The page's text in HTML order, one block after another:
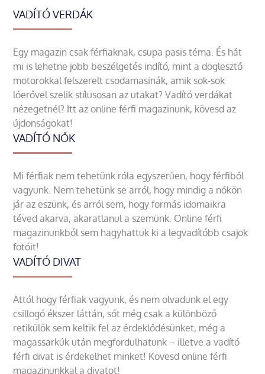
VADÍTÓ VERDÁK
Egy magazin csak férfiaknak, csupa pasis téma. És hát
mi is lehetne jobb beszélgetés indító, mint a döglesztő
motorokkal felszerelt csodamasinák, amik sok-sok
lóerővel szelik stílusosan az utakat? Vadító verdákat
nézegetnél? Itt az online férfi magazinunk, kövesd az
újdonságokat!
VADÍTÓ NŐK
Mi férfiak nem tehetünk róla egyszerűen, hogy férfiből
vagyunk. Nem tehetünk se arról, hogy mindig a nőkön
jár az eszünk, és arról sem, hogy formás idomaikra
téved akarva, akaratlanul a szemünk. Online férfi
magazinunkból sem hagyhattuk ki a legvadítóbb csajok
fotóit!
VADÍTÓ DIVAT
Attól hogy férfiak vagyunk, és nem olvadunk el egy
csillogó ékszer láttán, sőt még csak a különböző
retikülök sem keltik fel az érdeklődésünket, még a
magassarkúk után megfordulhatunk – illetve a vadító
férfi divat is érdekelhet minket! Kövesd online férfi
magazinunkkal a divatot!